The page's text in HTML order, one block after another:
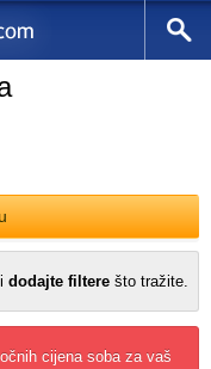
dodajte filtere što tražite.
cijena soba za vaš